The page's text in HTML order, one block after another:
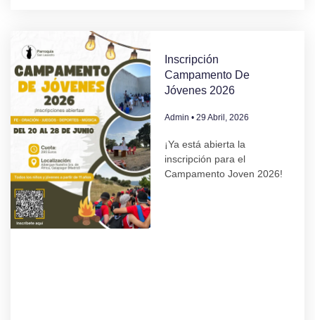
Inscripción
Campamento De
Jóvenes 2026
Admin 29 Abril, 2026
¡Ya está abierta la
inscripción para el
Campamento Joven 2026!